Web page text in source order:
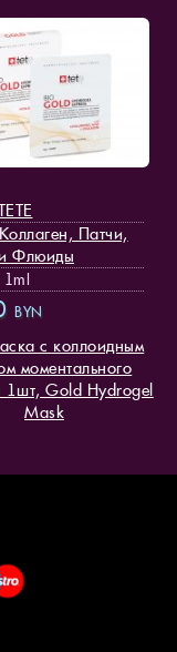
Коллаген, Патчи,
Флюиды
BYN
с коллоидным
моментального
1шт, Gold Hydrogel
Mask